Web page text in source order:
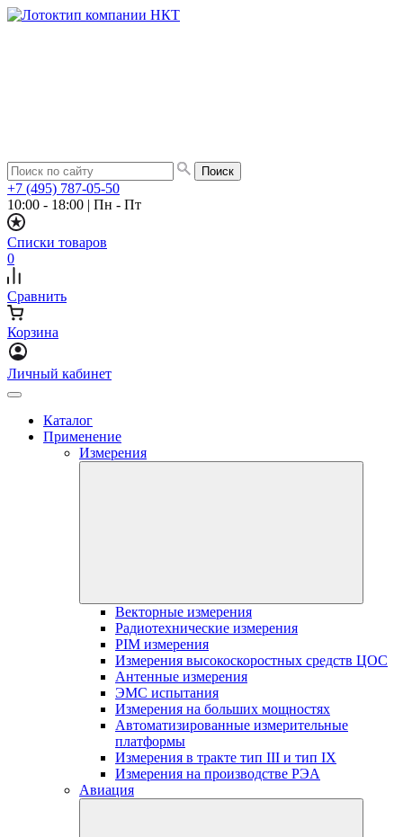
+7 (495) 787-05-50
10:00 - 18:00 | Пн - Пт
Списки товаров
0
Сравнить
Корзина
Личный кабинет
Каталог
Применение
Измерения
Векторные измерения
Радиотехнические измерения
PIM измерения
Измерения высокоскоростных средств ЦОС
Антенные измерения
ЭМС испытания
Измерения на больших мощностях
Автоматизированные измерительные
платформы
Измерения в тракте тип III и тип IX
Измерения на производстве РЭА
Авиация